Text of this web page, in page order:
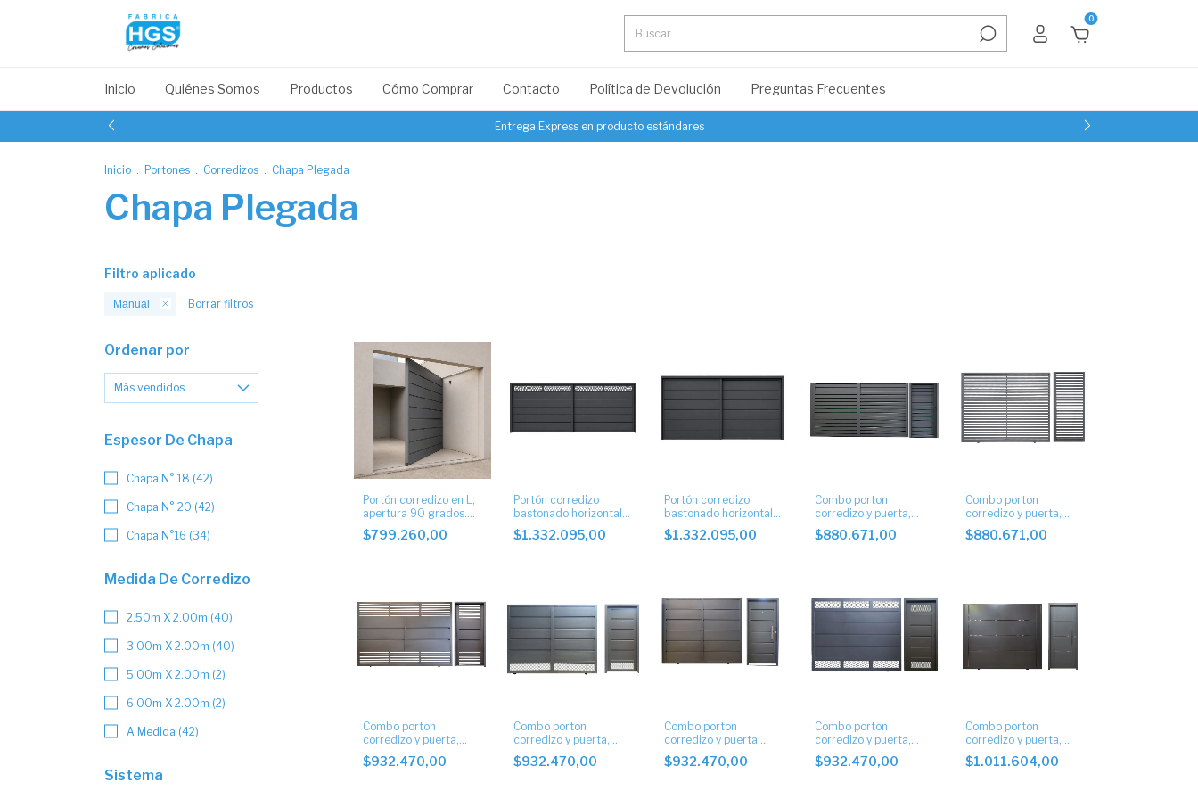
0
Inicio Quiénes Somos Productos Cómo Comprar Contacto Política de Devolución Preguntas Frecuentes
Entrega Express en producto estándares
Inicio . Portones . Corredizos . Chapa Plegada
Chapa Plegada
Filtro aplicado
Manual Borrar filtros
Ordenar por
Espesor De Chapa
Chapa N° 18 (42)
Chapa N° 20 (42)
Chapa N°16 (34)
Medida De Corredizo
2.50m X 2.00m (40)
3.00m X 2.00m (40)
5.00m X 2.00m (2)
6.00m X 2.00m (2)
A Medida (42)
Sistema
Portón corredizo en L,
apertura 90 grados.
Ideal ochava
$799.260,00
Portón corredizo
bastonado horizontal
doble hoja con postigo
$1.332.095,00
Portón corredizo
bastonado horizontal
doble hoja
$1.332.095,00
Combo porton
corredizo y puerta,
tablillas de 10 cm.
$880.671,00
Combo porton
corredizo y puerta,
tablillas de 5 cm
$880.671,00
Combo porton
corredizo y puerta,
bastonado horizontal
con postigo.
$932.470,00
Combo porton
corredizo y puerta,
bastonado horizontal
con postigo
$932.470,00
Combo porton
corredizo y puerta,
bastonado horizontal
ciego
$932.470,00
Combo porton
corredizo y puerta,
bastonado horizontal
con postigo
$932.470,00
Combo porton
corredizo y puerta,
bastonado horizontal 3
buñas.
$1.011.604,00